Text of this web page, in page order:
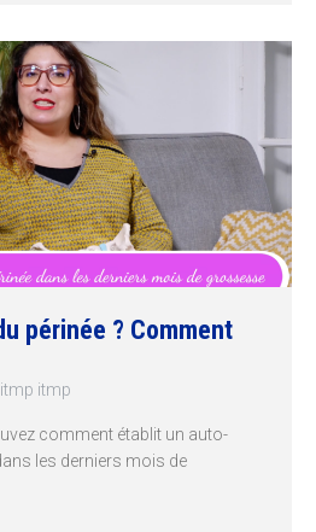
périnée ? Comment
itmp itmp
comment établit un auto-
les derniers mois de